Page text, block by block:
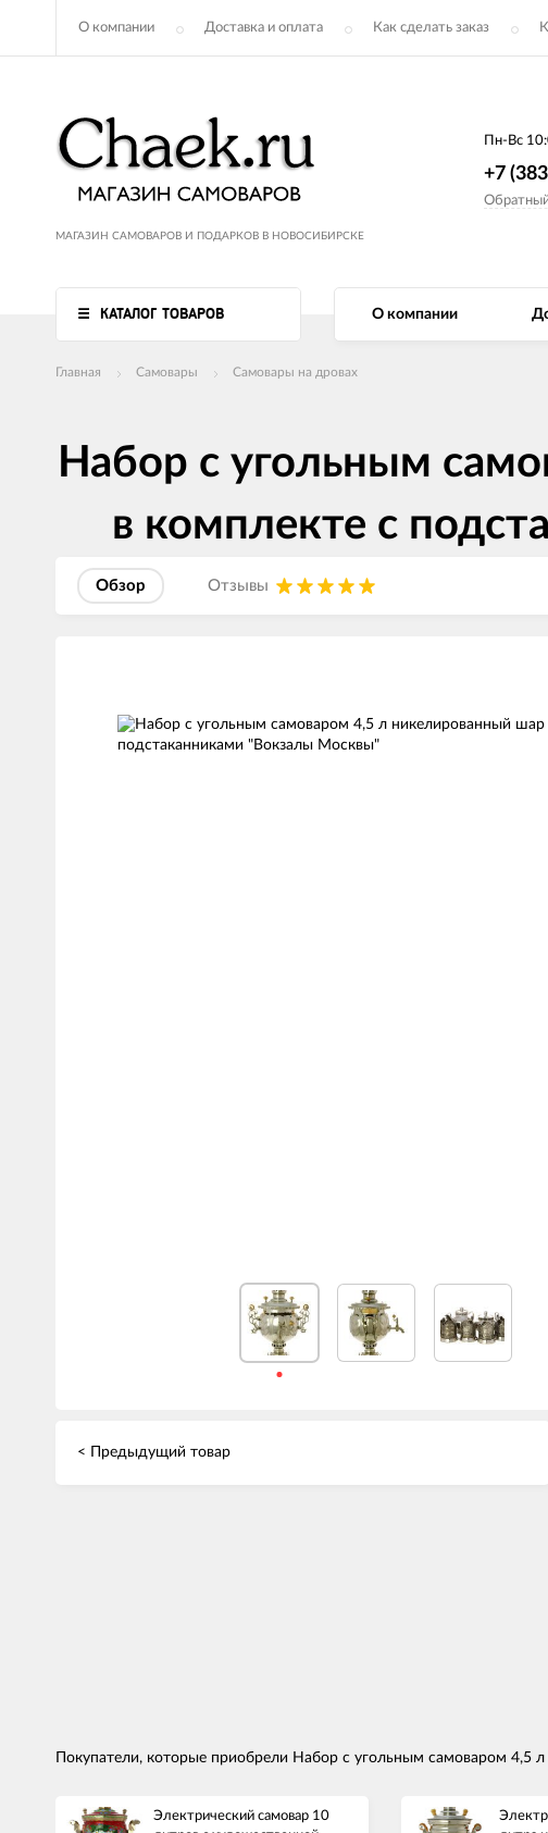
О компании Доставка и оплата Как сделать заказ
МАГАЗИН САМОВАРОВ И ПОДАРКОВ В НОВОСИБИРСКЕ
Пн-Вс
+7
КАТАЛОГ ТОВАРОВ О компании
Главная Самовары Самовары на дровах
Набор с угольным
в комплекте с
Обзор Отзывы
< Предыдущий товар
Покупатели, которые приобрели Набор с угольным самоваром 4,5
Электрический самовар 10